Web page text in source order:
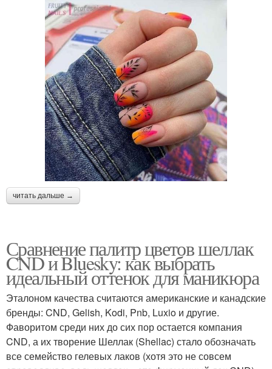
читать дальше →
Сравнение палитр цветов шеллак
CND и Bluesky: как выбрать
идеальный оттенок для маникюра
Эталоном качества считаются американские и канадские
бренды: CND, Gelish, Kodi, Pnb, Luxio и другие.
Фаворитом среди них до сих пор остается компания
CND, а их творение Шеллак (Shellac) стало обозначать
все семейство гелевых лаков (хотя это не совсем